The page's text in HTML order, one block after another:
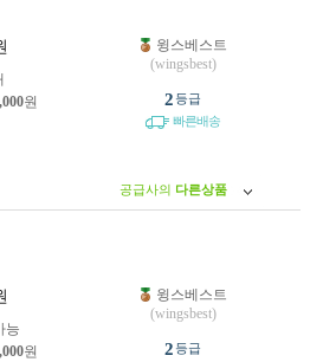
원
윙스베스트
(wingsbest)
2등급
빠른배송
공급사의 다른상품
능
원
윙스베스트
(wingsbest)
2등급